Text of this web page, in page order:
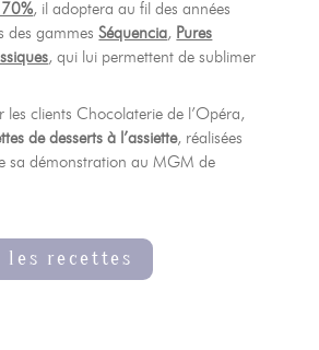
des cookies
Politique de protection de la vie privée
, il adoptera au fil des années
des gammesSéquencia, Pures
, qui lui permettent de sublimer
les clients Chocolaterie de l’Opéra,
de desserts à l’assiette, réalisées
sa démonstration au MGM de
les recettes